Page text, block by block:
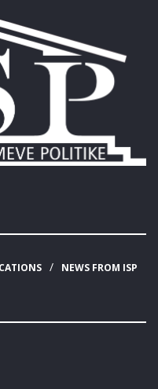
NEWS FROM ISP